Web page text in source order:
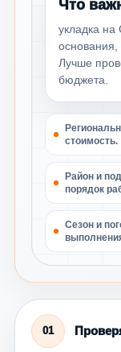
Что
укладка на
основания,
Лучше
бюджета.
стоимость.
Район и
порядок
Сезон и
01